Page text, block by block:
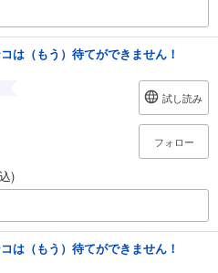
は（もう）待てができません！
)
試し読み
フォロー
は（もう）待てができません！